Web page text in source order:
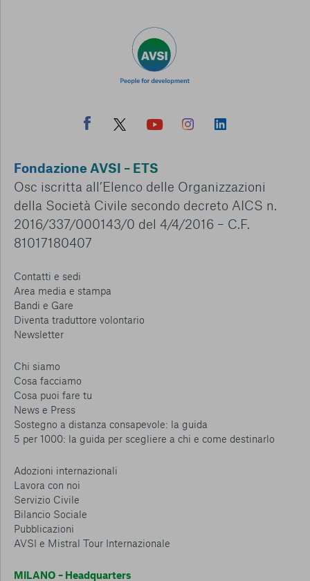
Fondazione AVSI – ETS
Osc iscritta all’Elenco delle Organizzazioni
della Società Civile secondo decreto AICS n.
2016/337/000143/0 del 4/4/2016 – C.F.
81017180407
Contatti e sedi
Area media e stampa
Bandi e Gare
Diventa traduttore volontario
Newsletter
Chi siamo
Cosa facciamo
Cosa puoi fare tu
News e Press
Sostegno a distanza consapevole: la guida
5 per 1000: la guida per scegliere a chi e come destinarlo
Adozioni internazionali
Lavora con noi
Servizio Civile
Bilancio Sociale
Pubblicazioni
AVSI e Mistral Tour Internazionale
MILANO – Headquarters